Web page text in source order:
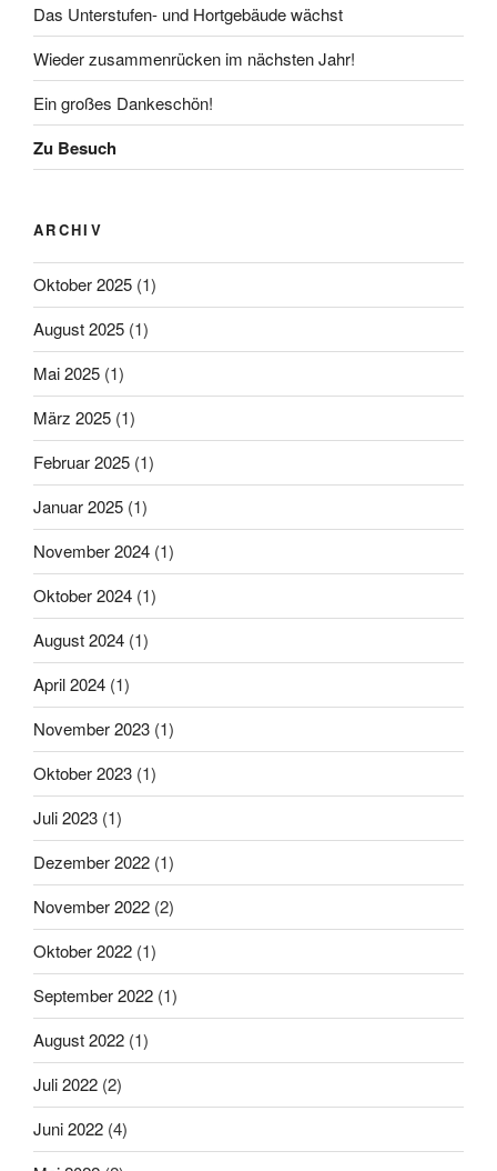
Das Unterstufen- und Hortgebäude wächst
Wieder zusammenrücken im nächsten Jahr!
Ein großes Dankeschön!
Zu Besuch
ARCHIV
Oktober 2025 (1)
August 2025 (1)
Mai 2025 (1)
März 2025 (1)
Februar 2025 (1)
Januar 2025 (1)
November 2024 (1)
Oktober 2024 (1)
August 2024 (1)
April 2024 (1)
November 2023 (1)
Oktober 2023 (1)
Juli 2023 (1)
Dezember 2022 (1)
November 2022 (2)
Oktober 2022 (1)
September 2022 (1)
August 2022 (1)
Juli 2022 (2)
Juni 2022 (4)